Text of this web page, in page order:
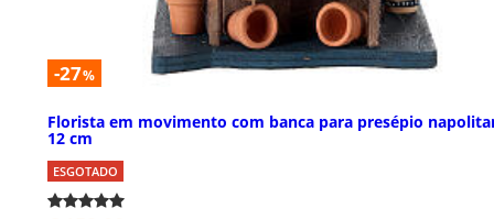
-27%
Florista em movimento com banca para presépio
12 cm
ESGOTADO